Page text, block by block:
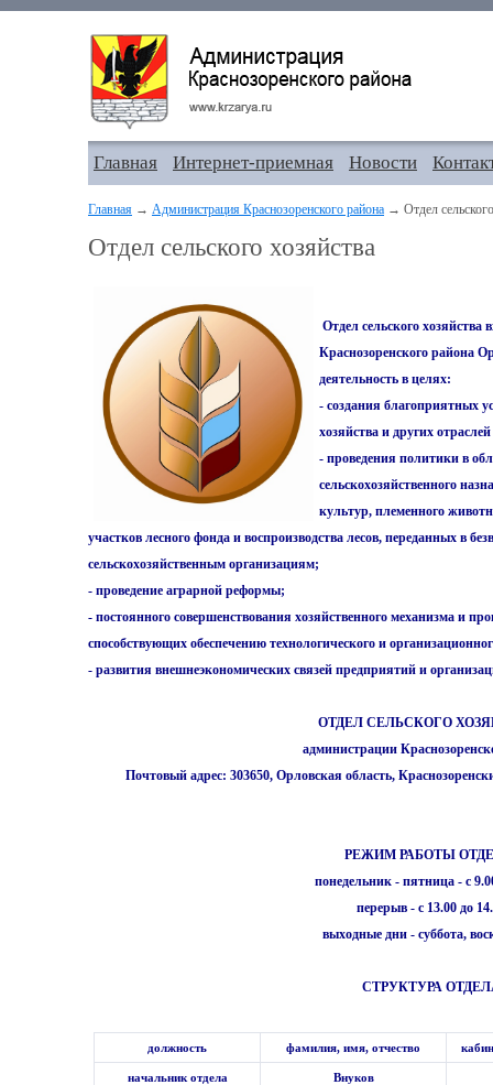
Главная Интернет-приемная Новости
Главная → Администрация Краснозоренского района → Отдел
Отдел сельского хозяйства
Отдел сельского хозяйства
Краснозоренского района
деятельность в целях:
- создания благоприятных
хозяйства и других
- проведения политики в
сельскохозяйственного
культур, племенного
участков лесного фонда и воспроизводства лесов, переданных в
сельскохозяйственным организациям;
- проведение аграрной реформы;
- постоянного совершенствования хозяйственного механизма и
способствующих обеспечению технологического и
- развития внешнеэкономических связей предприятий и
ОТДЕЛ СЕЛЬСКОГО
администрации
Почтовый адрес: 303650, Орловская область,
РЕЖИМ РАБОТЫ
понедельник - пятница - с
перерыв - с 13.00 до
выходные дни - суббота,
СТРУКТУРА
должность фамилия, имя, отчество
начальник отдела
Внуков